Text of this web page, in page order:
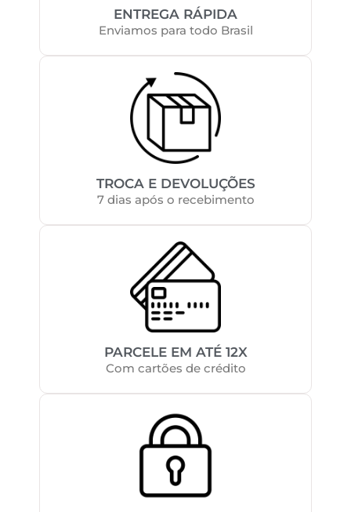
ENTREGA RÁPIDA
Enviamos para todo Brasil
TROCA E DEVOLUÇÕES
7 dias após o recebimento
PARCELE EM ATÉ 12X
Com cartões de crédito